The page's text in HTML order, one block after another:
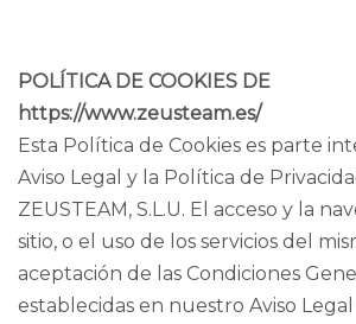
POLÍTICA DE COOKIES DE
https://www.zeusteam.es/
Esta Política de Cookies es parte
Aviso Legal y la Política de
ZEUSTEAM, S.L.U. El acceso y la
sitio, o el uso de los servicios del
aceptación de las Condiciones
establecidas en nuestro Aviso